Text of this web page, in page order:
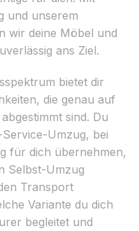
und unserem
wir deine Möbel und
ans Ziel.
bietet dir
die genau auf
sind. Du
Umzug, bei
für dich übernehmen,
Selbst-Umzug
Transport
Variante du dich
begleitet und